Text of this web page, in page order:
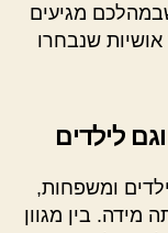
מגיעים
שנבחרו
לילדים
ומשפחות,
מידה. בין מגוון